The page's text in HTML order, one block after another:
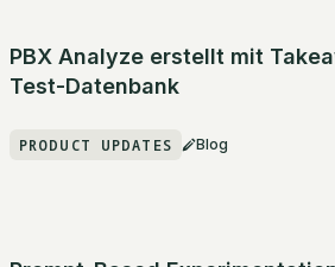
PBX Analyze erstellt mit
Test-Datenbank
PRODUCT UPDATES Blog